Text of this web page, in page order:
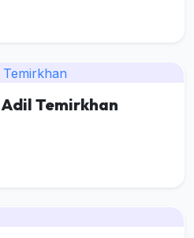
Temirkhan